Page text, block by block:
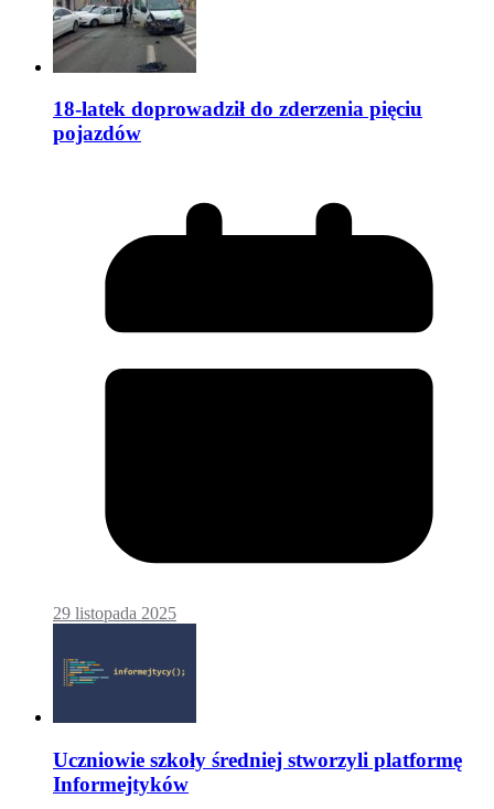
18-latek doprowadził do zderzenia pięciu
pojazdów
29 listopada 2025
Uczniowie szkoły średniej stworzyli platformę
Informejtyków